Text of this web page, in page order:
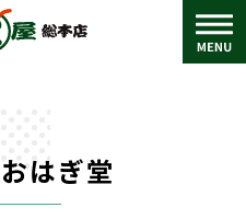
はぎ堂